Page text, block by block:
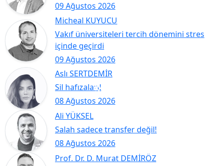
09 Ağustos 2026
Micheal KUYUCU
09 Ağustos 2026
Vakıf üniversiteleri tercih dönemini stres
içinde geçirdi
Aslı SERTDEMİR
08 Ağustos 2026
Sil hafızaları!
Ali YÜKSEL
08 Ağustos 2026
Salah sadece transfer değil!
Prof. Dr. D. Murat DEMİRÖZ